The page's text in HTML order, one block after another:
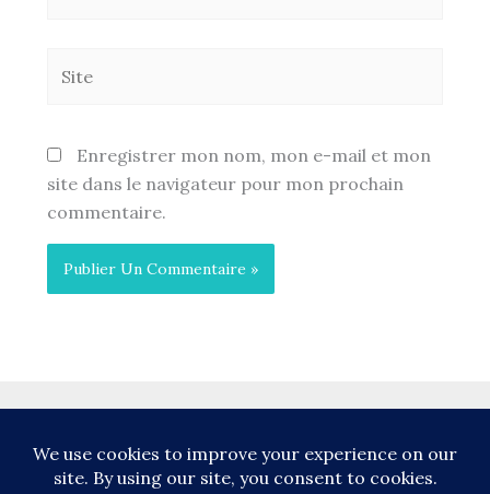
mail*
Enregistrer mon nom, mon e-mail et mon
site dans le navigateur pour mon prochain
commentaire.
Caron
avec Thème WordPress Astra